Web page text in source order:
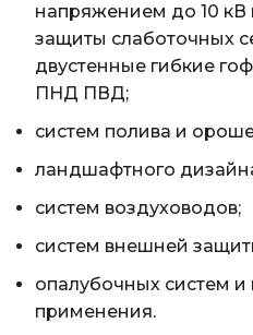
напряжением до 10 кВ
защиты слаботочных
двустенные гибкие
ПНД ПВД;
систем полива и
ландшафтного
систем воздуховодов;
систем внешней
опалубочных систем и
применения.